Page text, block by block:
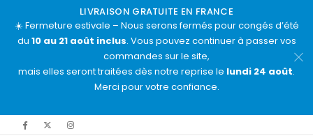
LIVRAISON GRATUITE EN FRANCE
☀️ Fermeture estivale – Nous serons fermés pour congés d’été
du 10 au 21 août inclus. Vous pouvez continuer à passer vos
commandes sur le site,
mais elles seront traitées dès notre reprise le lundi 24 août.
Merci pour votre confiance.